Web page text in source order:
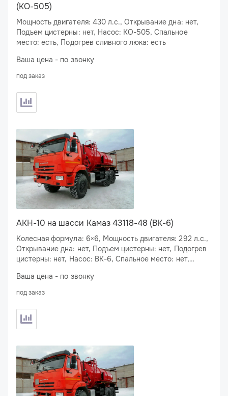
(КО-505)
Мощность двигателя: 430 л.с., Открывание дна: нет,
Подъем цистерны: нет, Насос: КО-505, Спальное
место: есть, Подогрев сливного люка: есть
Ваша цена - по звонку
под заказ
АКН-10 на шасси Камаз 43118-48 (BK-6)
Колесная формула: 6×6, Мощность двигателя: 292 л.с.,
Открывание дна: нет, Подъем цистерны: нет, Подогрев
цистерны: нет, Насос: ВК-6, Спальное место: нет,
Ваша цена - по звонку
под заказ